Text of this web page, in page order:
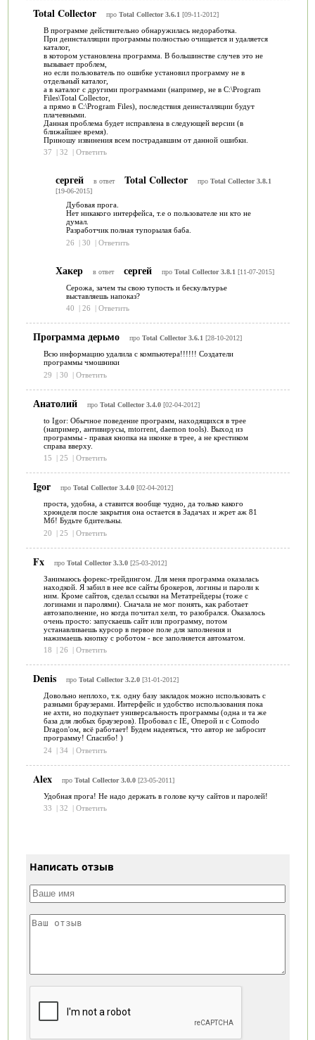
Total Collector про Total Collector 3.6.1 [09-11-2012]
В программе действительно обнаружилась недоработка.
При деинсталляции программы полностью очищается и удаляется
каталог,
в котором установлена программа. В большинстве случев это не
вызывает проблем,
но если пользователь по ошибке установил программу не в
отдельный каталог,
а в каталог с другими программами (например, не в C:\Program
Files\Total Collector,
а прямо в C:\Program Files), последствия деинсталляции будут
плачевными.
Данная проблема будет исправлена в следующей версии (в
ближайшее время).
Приношу извинения всем пострадавшим от данной ошибки.
37
| 32 | Ответить
сергей в ответ Total Collector про Total Collector 3.8.1
[19-06-2015]
Дубовая прога.
Нет никакого интерфейса, т.е о пользователе ни кто не
думал.
Разработчик полная тупорылая баба.
26
| 30 | Ответить
Хакер в ответ сергей про Total Collector 3.8.1 [11-07-2015]
Серожа, зачем ты свою тупость и бескультурье
выставляешь напоказ?
40
| 26 | Ответить
Программа дерьмо про Total Collector 3.6.1 [28-10-2012]
Всю информацию удалила с компьютера!!!!!! Создатели
программы чмошники
29
| 30 | Ответить
Анатолий про Total Collector 3.4.0[02-04-2012]
to Igor: Обычное поведение программ, находящихся в трее
(например, антивирусы, mtorrent, daemon tools). Выход из
программы - правая кнопка на иконке в трее, а не крестиком
справа вверху.
15
| 25 | Ответить
Igor про Total Collector 3.4.0[02-04-2012]
проста, удобна, а ставится вообще чудно, да только какого
хрюнделя после закрытия она остается в Задачах и жрет аж 81
Мб! Будьте бдительны.
20
| 25 | Ответить
Fx про Total Collector 3.3.0[25-03-2012]
Занимаюсь форекс-трейдингом. Для меня программа оказалась
находкой. Я забил в нее все сайты брокеров, логины и пароли к
ним. Кроме сайтов, сделал ссылки на Метатрейдеры (тоже с
логинами и паролями). Сначала не мог понять, как работает
автозаполнение, но когда почитал хелп, то разобрался. Оказалось
очень просто: запускаешь сайт или программу, потом
устанавливаешь курсор в первое поле для заполнения и
нажимаешь кнопку с роботом - все заполняется автоматом.
18
| 26 | Ответить
Denis про Total Collector 3.2.0[31-01-2012]
Довольно неплохо, т.к. одну базу закладок можно использовать с
разными браузерами. Интерфейс и удобство использования пока
не ахти, но подкупает универсальность программы (одна и та же
база для любых браузеров). Пробовал с IE, Оперой и с Comodo
Dragon'ом, всё работает! Будем надеяться, что автор не забросит
программу! Спасибо! )
24 | 34 | Ответить
Alex про Total Collector 3.0.0[23-05-2011]
Удобная прога! Не надо держать в голове кучу сайтов и паролей!
33
| 32 | Ответить
Написать отзыв